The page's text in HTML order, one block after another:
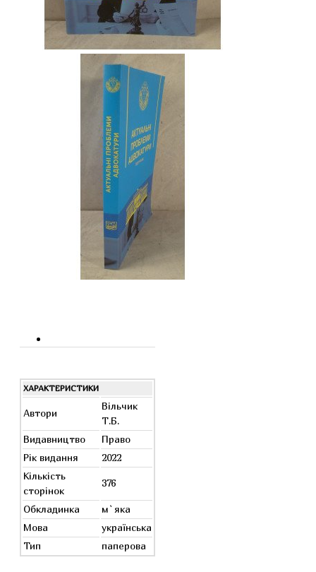
ХАРАКТЕРИСТИКИ
Автори
Вільчик
Т.Б.
Видавництво
Право
Рік видання
2022
Кількість
сторінок
376
Обкладинка
м`яка
Мова
українська
Тип
паперова